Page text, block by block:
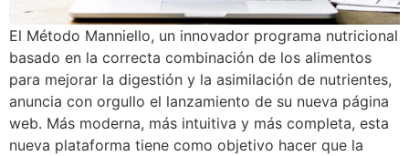
El Método Manniello, un innovador programa nutricional
basado en la correcta combinación de los alimentos
para mejorar la digestión y la asimilación de nutrientes,
anuncia con orgullo el lanzamiento de su nueva página
web. Más moderna, más intuitiva y más completa, esta
nueva plataforma tiene como objetivo hacer que la